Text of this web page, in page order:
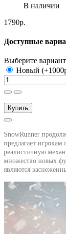
В наличии
1790р.
Доступные
Выберите
Новый
Купить
SnowRunner
предлагает
реалистичную
множество новых
являются